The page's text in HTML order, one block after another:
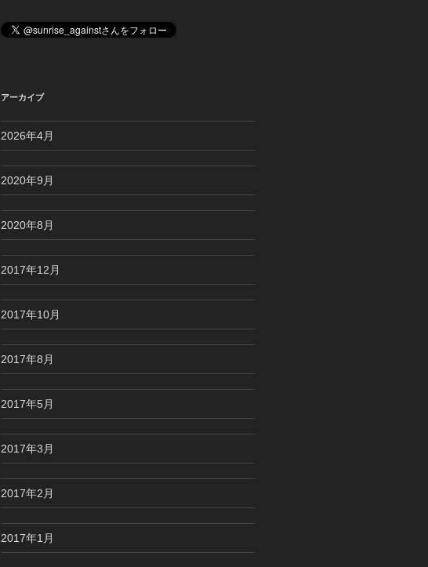
アーカイブ
2026年4月
2020年9月
2020年8月
2017年12月
2017年10月
2017年8月
2017年5月
2017年3月
2017年2月
2017年1月